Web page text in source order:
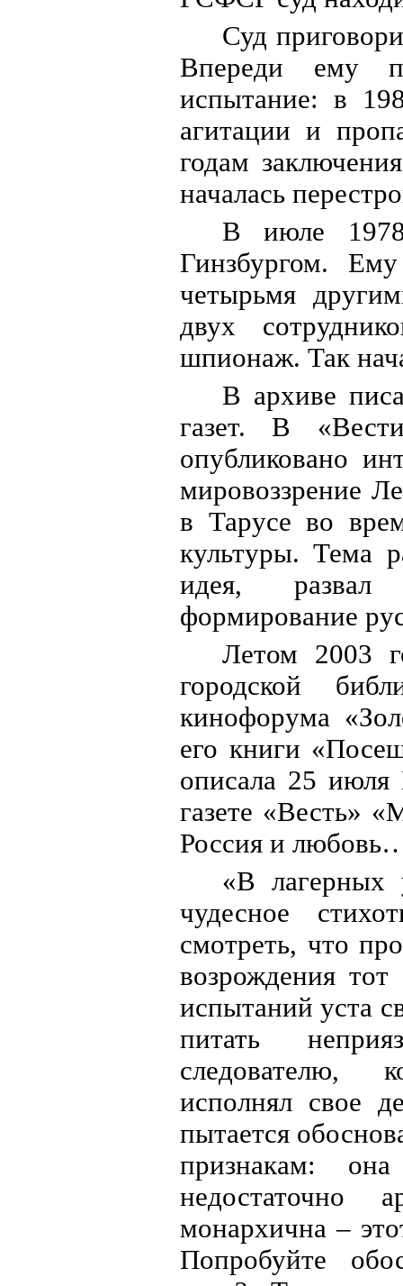
Суд
Впереди ему
испытание: в
агитации и
годам
началась
В июле
Гинзбургом.
четырьмя
двух
шпионаж. Так
В архиве
газет. В
опубликовано
мировоззрение
в Тарусе во
культуры. Тема
идея, развал
формирование
Летом 2003
городской
кинофорума
его книги
описала 25
газете «Весть»
Россия и
«В лагерных
чудесное
смотреть, что
возрождения
испытаний уста
питать
следователю,
исполнял свое
пытается
признакам:
недостаточно
монархична –
Попробуйте